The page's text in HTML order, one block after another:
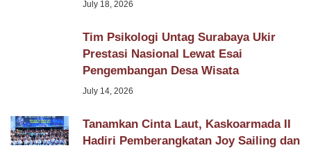
July 18, 2026
Tim Psikologi Untag Surabaya Ukir
Prestasi Nasional Lewat Esai
Pengembangan Desa Wisata
July 14, 2026
Tanamkan Cinta Laut, Kaskoarmada II
Hadiri Pemberangkatan Joy Sailing dan